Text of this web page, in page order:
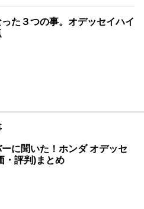
た３つの事。オデッセイハイ
に聞いた！ホンダ オデッセ
・評判)まとめ